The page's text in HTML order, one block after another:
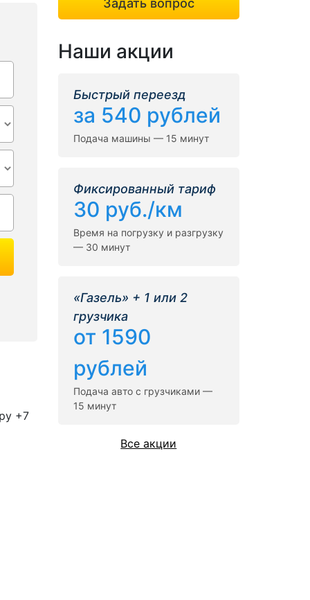
+7
Задать вопрос
Наши акции
Быстрый переезд
за 540 рублей
Подача машины — 15 минут
Фиксированный тариф
30 руб./км
Время на погрузку и разгрузку
— 30 минут
«Газель» + 1 или 2
грузчика
от 1590
рублей
Подача авто с грузчиками —
15 минут
Все акции